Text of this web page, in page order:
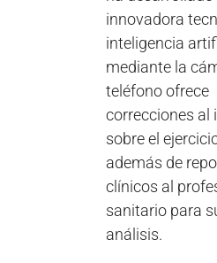
innovadora
inteligencia
mediante la
teléfono ofrece
correcciones al
sobre el
además de
clínicos al
sanitario para
análisis.